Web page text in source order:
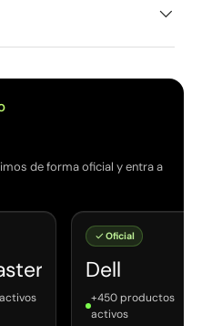
de forma oficial y entra a
Dell
+450 productos